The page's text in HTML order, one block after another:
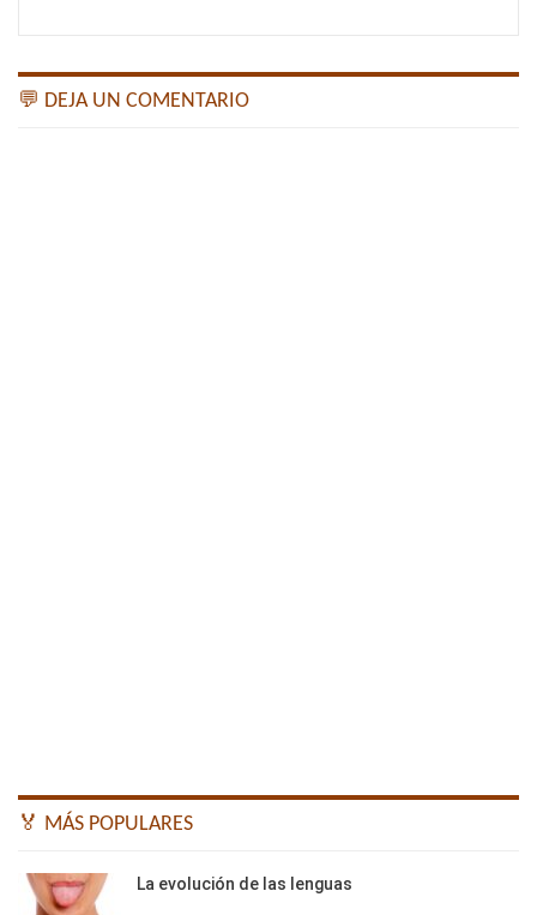
💬 DEJA UN COMENTARIO
🏅 MÁS POPULARES
La evolución de las lenguas